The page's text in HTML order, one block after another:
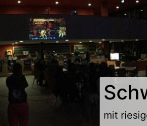
mit
444
reichlich
Previous